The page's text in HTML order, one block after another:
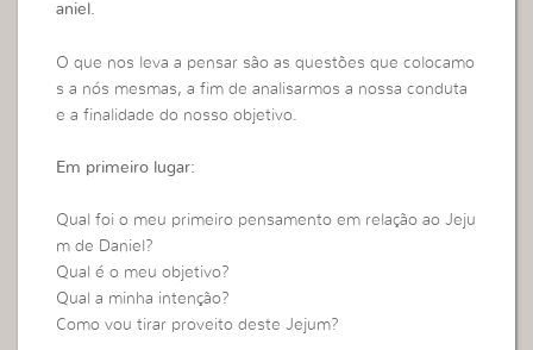
aniel.
O que nos leva a pensar são as questões que colocamo
s a nós mesmas, a fim de analisarmos a nossa conduta
e a finalidade do nosso objetivo.
Em primeiro lugar:
Qual foi o meu primeiro pensamento em relação ao Jeju
m de Daniel?
Qual é o meu objetivo?
Qual a minha intenção?
Como vou tirar proveito deste Jejum?